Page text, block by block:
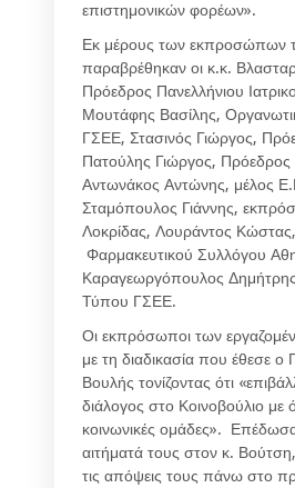
επιστημονικών φορέων».
Εκ μέρους των εκπροσώπων
παραβρέθηκαν οι κ.κ.
Πρόεδρος Πανελλήνιου
Μουτάφης Βασίλης,
ΓΣΕΕ, Στασινός Γιώργος,
Πατούλης Γιώργος,
Αντωνάκος Αντώνης, μέλος
Σταμόπουλος Γιάννης,
Λοκρίδας, Λουράντος
Φαρμακευτικού Συλλόγου
Καραγεωργόπουλος
Τύπου ΓΣΕΕ.
Οι εκπρόσωποι των
με τη διαδικασία που έθεσε ο
Βουλής τονίζοντας ότι
διάλογος στο Κοινοβούλιο με
κοινωνικές ομάδες».
αιτήματά τους στον κ.
τις απόψεις τους πάνω στο